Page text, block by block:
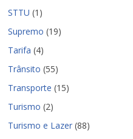
STTU (1)
Supremo (19)
Tarifa (4)
Trânsito (55)
Transporte (15)
Turismo (2)
Turismo e Lazer (88)